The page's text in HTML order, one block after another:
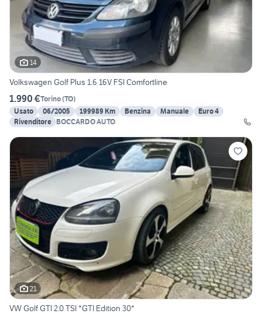
14
Volkswagen Golf Plus 1.6 16V FSI Comfortline
1.990 €Torino(TO)
Usato
06/2005 199989 Km Benzina Manuale
Euro 4
Rivenditore BOCCARDO AUTO
21
VW Golf GTI 2.0 TSI *GTI Edition 30*